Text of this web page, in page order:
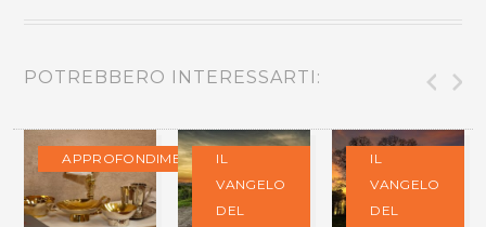
POTREBBERO INTERESSARTI:
APPROFONDIMENTI
IL
VANGELO
DEL
IL
VANGELO
DEL